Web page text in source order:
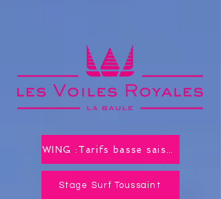
Stage Surf Toussaint